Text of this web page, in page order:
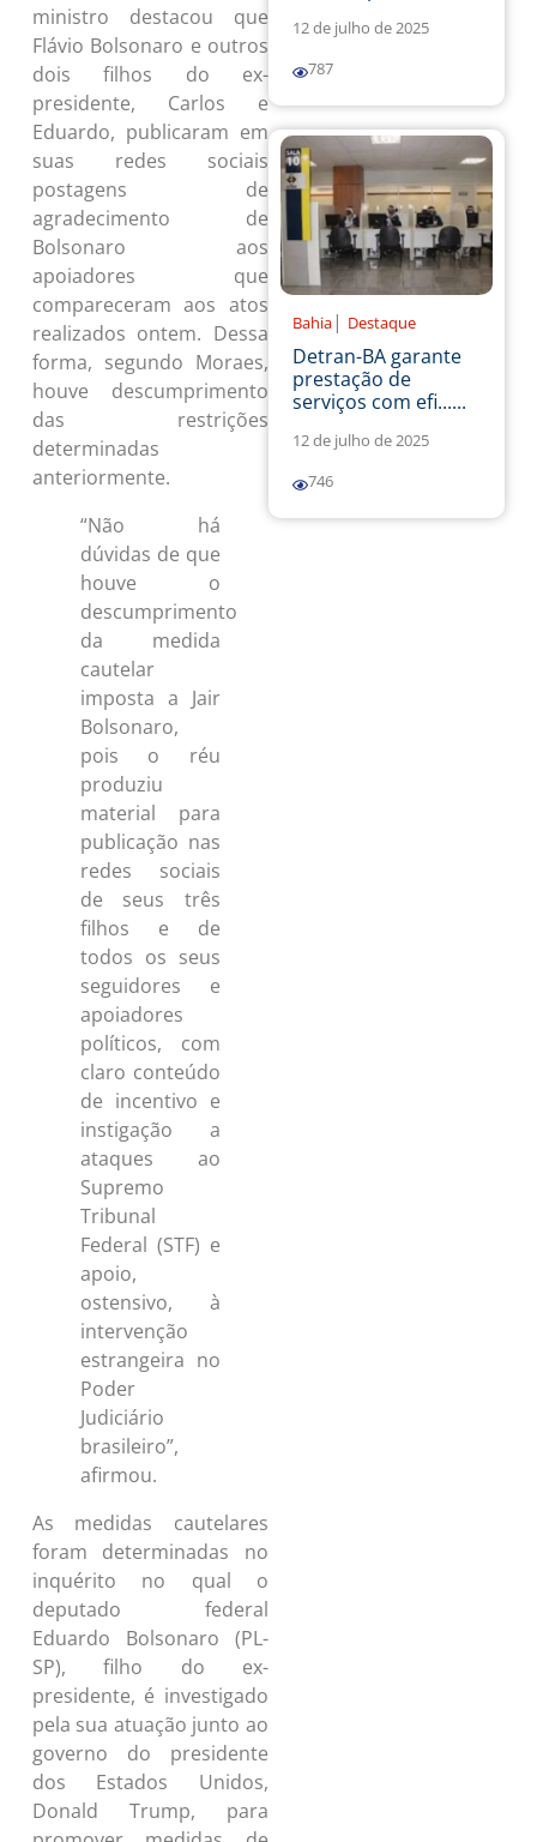
ministro destacou que
Flávio Bolsonaro e outros
dois filhos do ex-
presidente, Carlos e
Eduardo, publicaram em
suas redes sociais
postagens de
agradecimento de
Bolsonaro aos
apoiadores que
compareceram aos atos
realizados ontem. Dessa
forma, segundo Moraes,
houve descumprimento
das restrições
determinadas
anteriormente.
“Não há
dúvidas de que
houve o
descumprimento
da medida
cautelar
imposta a Jair
Bolsonaro,
pois o réu
produziu
material para
publicação nas
redes sociais
de seus três
filhos e de
todos os seus
seguidores e
apoiadores
políticos, com
claro conteúdo
de incentivo e
instigação a
ataques ao
Supremo
Tribunal
Federal (STF) e
apoio,
ostensivo, à
intervenção
estrangeira no
Poder
Judiciário
brasileiro”,
afirmou.
As medidas cautelares
foram determinadas no
inquérito no qual o
deputado federal
Eduardo Bolsonaro (PL-
SP), filho do ex-
presidente, é investigado
pela sua atuação junto ao
governo do presidente
dos Estados Unidos,
Donald Trump, para
12 de julho de 2025
787
Bahia | Destaque
Detran-BA garante
prestação de
serviços com efi......
12 de julho de 2025
746